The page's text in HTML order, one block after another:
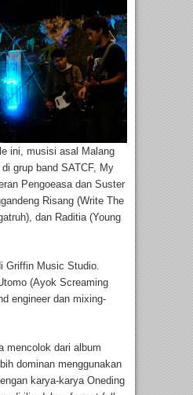
ini, musisi asal Malang
grup band SATCF, My
Pengoeasa dan Suster
Risang (Write The
dan Raditia (Young
Griffin Music Studio.
(Ayok Screaming
engineer dan mixing-
mencolok dari album
dominan menggunakan
karya-karya Oneding